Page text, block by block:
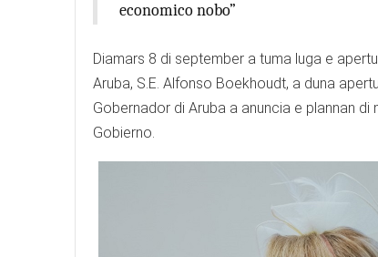
economico nobo”
Diamars 8 di september a tuma luga e
Aruba, S.E. Alfonso Boekhoudt, a duna
Gobernador di Aruba a anuncia e plannan
Gobierno.